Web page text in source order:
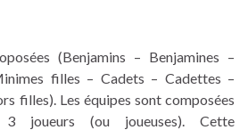
(Benjamins – Benjamines –
filles – Cadets – Cadettes –
filles). Les équipes sont composées
3 joueurs (ou joueuses). Cette